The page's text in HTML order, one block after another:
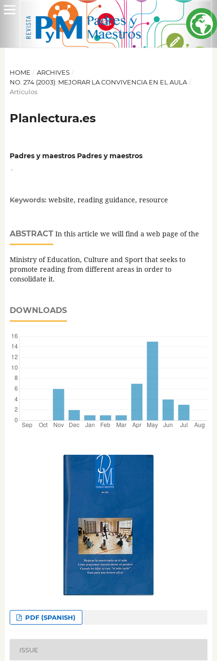
HOME / ARCHIVES /
NO. 274 (2003): MEJORAR LA CONVIVENCIA EN EL AULA /
Artículos
Planlectura.es
Padres y maestros Padres y maestros
Keywords: website, reading guidance, resource
ABSTRACTIn this article we will find a web page of the
Ministry of Education, Culture and Sport that seeks to
promote reading from different areas in order to
consolidate it.
DOWNLOADS
PDF (SPANISH)
ISSUE